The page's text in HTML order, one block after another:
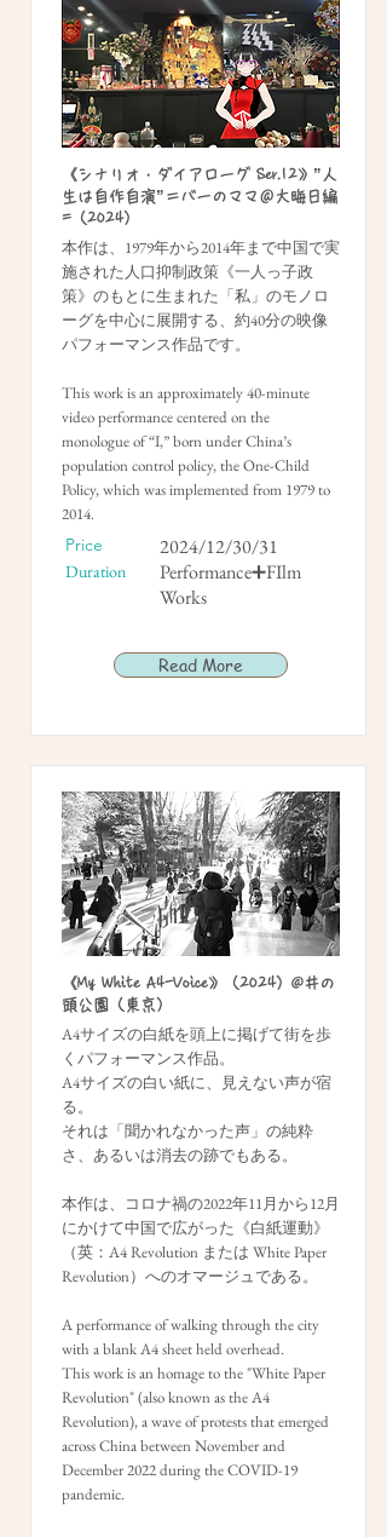
《シナリオ・ダイアローグ Ser.12》”人
生は自作自演”＝バーのママ＠大晦日編
=（2024）
本作は、1979年から2014年まで中国で実
施された人口抑制政策《一人っ子政
策》のもとに生まれた「私」のモノロ
ーグを中心に展開する、約40分の映像
パフォーマンス作品です。
This work is an approximately 40-minute
video performance centered on the
monologue of “I,” born under China’s
population control policy, the One-Child
Policy, which was implemented from 1979 to
2014.
Price 2024/12/30/31
Duration
Performance➕FIlm
Works
Read More
《My White A4-Voice》（2024）@井の
頭公園（東京）
A4サイズの白紙を頭上に掲げて街を歩
くパフォーマンス作品。
A4サイズの白い紙に、見えない声が宿
る。
それは「聞かれなかった声」の純粋
さ、あるいは消去の跡でもある。
本作は、コロナ禍の2022年11月から12月
にかけて中国で広がった《白紙運動》
（英：A4 Revolution または White Paper
Revolution）へのオマージュである。
A performance of walking through the city
with a blank A4 sheet held overhead.
This work is an homage to the "White Paper
Revolution" (also known as the A4
Revolution), a wave of protests that emerged
across China between November and
December 2022 during the COVID-19
pandemic.